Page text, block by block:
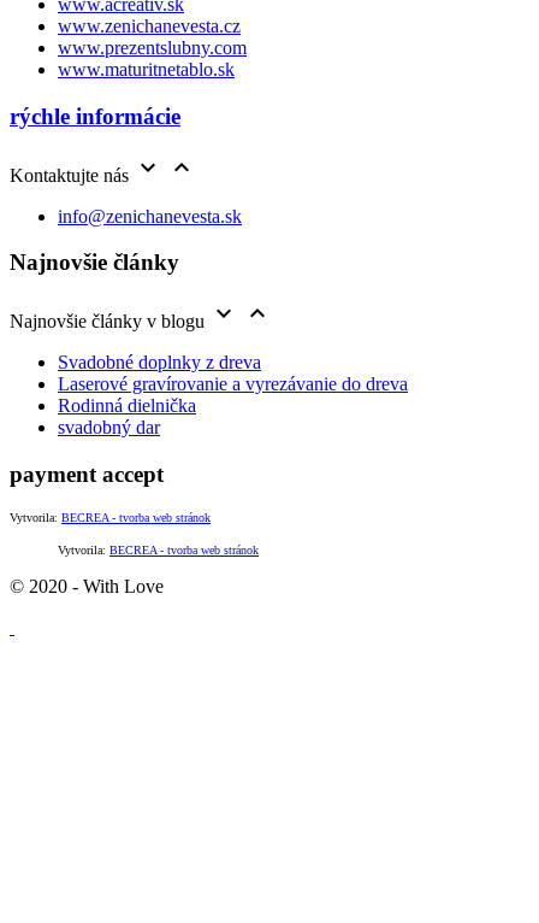
www.acreativ.sk
www.zenichanevesta.cz
www.prezentslubny.com
www.maturitnetablo.sk
rýchle informácie
Kontaktujte nás  
info@zenichanevesta.sk
Najnovšie články
Najnovšie články v blogu  
Svadobné doplnky z dreva
Laserové gravírovanie a vyrezávanie do dreva
Rodinná dielnička
svadobný dar
payment accept
Vytvorila: BECREA - tvorba web stránok
Vytvorila: BECREA - tvorba web stránok
© 2020 - With Love